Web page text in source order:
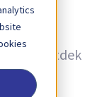
en
Ontdek
hoe u